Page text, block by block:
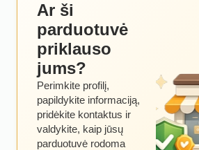
Ar ši
parduotuvė
priklauso
jums?
Perimkite profilį,
papildykite informaciją,
pridėkite kontaktus ir
valdykite, kaip jūsų
parduotuvė rodoma